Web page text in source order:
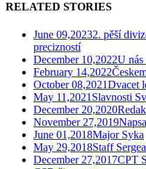
RELATED STORIES
June 09,20232. pěší
precizností
December 10,2022U nás
February 14,2022
October 08,2021Dvacet
May 11,2021 Slavnosti
December 20,2020
November 27,2019
June 01,2018Major Syka
May 29,2018Staff
December 27,2017CPT